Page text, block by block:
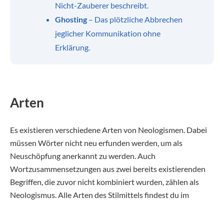
Nicht-Zauberer beschreibt.
Ghosting – Das plötzliche Abbrechen
jeglicher Kommunikation ohne
Erklärung.
Arten
Es existieren verschiedene Arten von Neologismen. Dabei
müssen Wörter nicht neu erfunden werden, um als
Neuschöpfung anerkannt zu werden. Auch
Wortzusammensetzungen aus zwei bereits existierenden
Begriffen, die zuvor nicht kombiniert wurden, zählen als
Neologismus. Alle Arten des Stilmittels findest du im